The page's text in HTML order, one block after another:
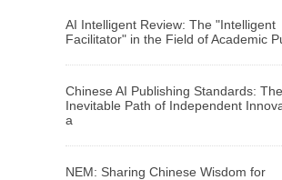
AI Intelligent Review: The "Intelligent
Facilitator" in the Field of Academic
Chinese AI Publishing Standards: The
Inevitable Path of Independent
a
NEM: Sharing Chinese Wisdom for